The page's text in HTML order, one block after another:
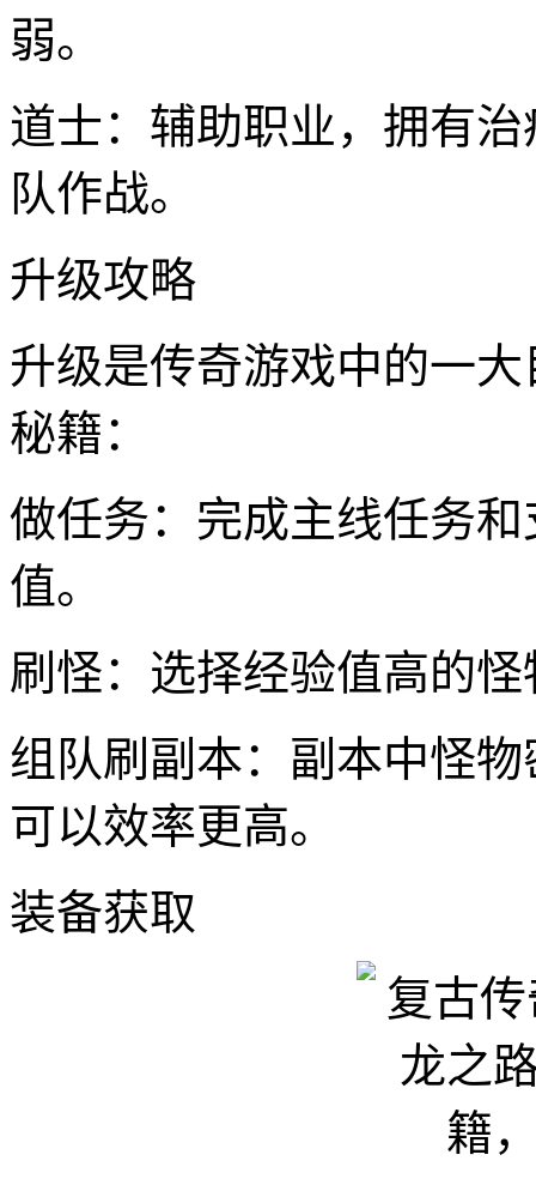
弱。
道士：辅助职业，拥有
队作战。
升级攻略
升级是传奇游戏中的一
秘籍：
做任务：完成主线任务
值。
刷怪：选择经验值高的
组队刷副本：副本中怪
可以效率更高。
装备获取